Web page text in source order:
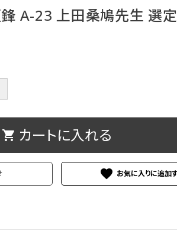
特大筆・珍品筆 学童
限定品
前衛 大字
アイシャドーブラシ
ケース 洗浄剤
A-23 上田桑鳩先生 選
shopping_cart カートに入れる
favorite